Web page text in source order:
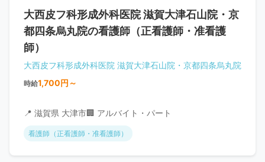
大西皮フ科形成外科医院 滋賀大津石山院・京
都四条烏丸院の看護師（正看護師・准看護
師）
大西皮フ科形成外科医院 滋賀大津石山院・京都四条烏丸院
時給1,700円～
📍 滋賀県 大津市🏢 アルバイト・パート
看護師（正看護師・准看護師）